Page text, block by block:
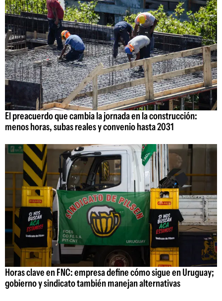
El preacuerdo que cambia la jornada en la construcción:
menos horas, subas reales y convenio hasta 2031
Horas clave en FNC: empresa define cómo sigue en Uruguay;
gobierno y sindicato también manejan alternativas